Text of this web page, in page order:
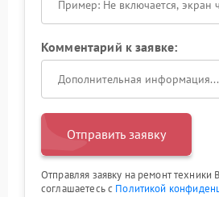
Комментарий к заявке:
Отправить заявку
Отправляя заявку на ремонт техники
соглашаетесь с Политикой